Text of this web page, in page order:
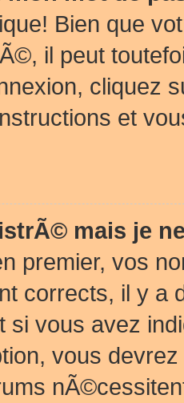
Bien que
il peut
cliquez
et
mais je
premier, vos
corrects, il y a
si vous avez
vous